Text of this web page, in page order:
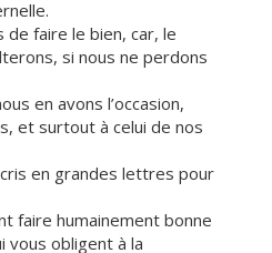
de faire le bien, car, le
si nous ne perdons
en avons l’occasion,
et surtout à celui de nos
en grandes lettres pour
faire humainement bonne
vous obligent à la